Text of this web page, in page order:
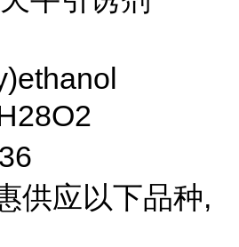
供应以下品种,